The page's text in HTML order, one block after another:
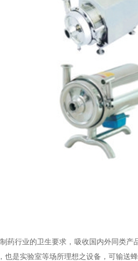
药行业的卫生要求，吸收国内外同类
是实验室等场所理想之设备，可输送